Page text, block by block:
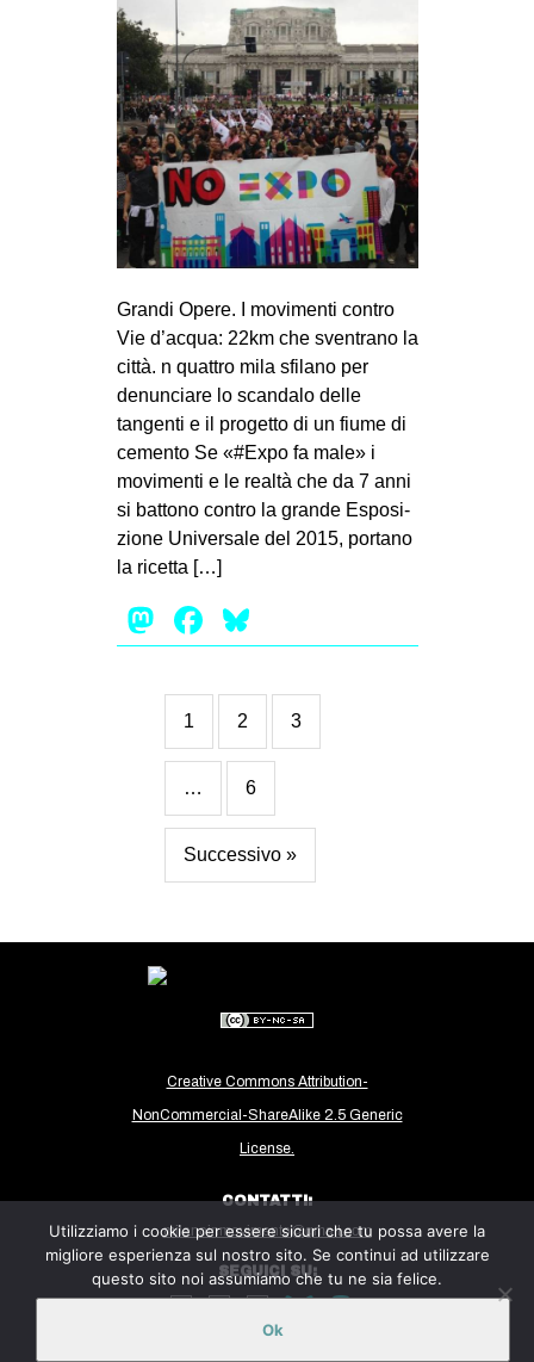
Grandi Opere. I movimenti contro
Vie d’acqua: 22km che sventrano la
città. n quattro mila sfilano per
denunciare lo scandalo delle
tangenti e il progetto di un fiume di
cemento Se «#Expo fa male» i
movi­menti e le realtà che da 7 anni
si bat­tono con­tro la grande Espo­si­
zione Uni­ver­sale del 2015, por­tano
la ricetta […]
Mastodon
Facebook
1 2 3
… 6
Successivo »
Creative Commons Attribution-
NonCommercial-ShareAlike 2.5 Generic
License.
CONTATTI:
milanoinmovimento@gmail.com
SEGUICI SU:
Utilizziamo i cookie per essere sicuri che tu possa avere la
migliore esperienza sul nostro sito. Se continui ad utilizzare
questo sito noi assumiamo che tu ne sia felice.
Ok